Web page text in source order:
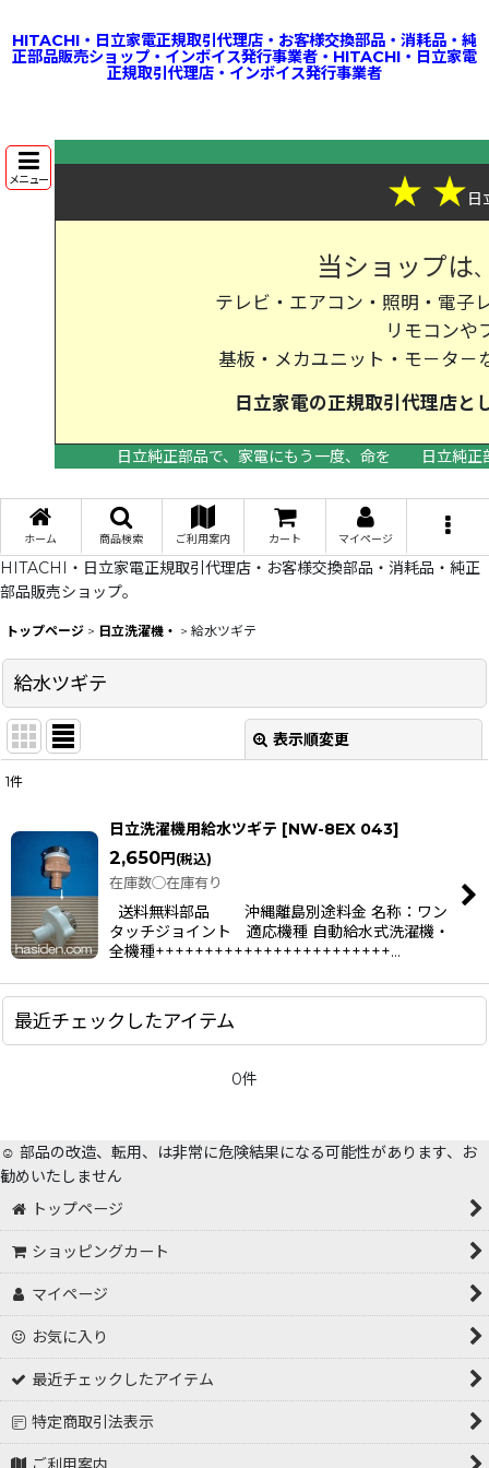
HITACHI・日立家電正規取引代理店・お客様交換部品・消耗品・純
正部品販売ショップ・インボイス発行事業者・HITACHI・日立家電
正規取引代理店・インボイス発行事業者
メニュー ★ ★日
当ショップは
テレビ・エアコン・照明・電子
リモコンや
基板・メカユニット・モ－タ－
日立家電の正規取引代理店
日立純正部品で、家電にもう一度、命を
日立純
ホーム 商品検索 ご利用案内 カート マイページ
HITACHI・日立家電正規取引代理店・お客様交換部品・消耗品・純正
部品販売ショップ。
トップページ > 日立洗濯機・ > 給水ツギテ
給水ツギテ
表示順変更
在庫あり
並び順:
1件
日立洗濯機用給水ツギテ [NW-8EX 043]
2,650円 (税込)
在庫数◯在庫有り
送料無料部品 沖縄離島別途料金 名称：ワン
タッチジョイント 適応機種 自動給水式洗濯機・
全機種++++++++++++++++++++++++…
最近チェックしたアイテム
0件
☺️ 部品の改造、転用、は非常に危険結果になる可能性があります、お
勧めいたしません
トップページ
ショッピングカート
マイページ
お気に入り
最近チェックしたアイテム
特定商取引法表示